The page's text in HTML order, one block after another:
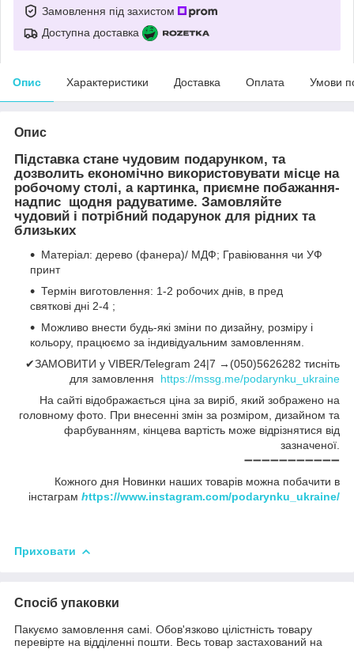
Замовлення під захистом
Доступна доставка
Опис Характеристики Доставка Оплата Умови
Опис
Підставка стане чудовим подарунком, та
дозволить економічно використовувати місце на
робочому столі, а картинка, приємне побажання-
надпис щодня радуватиме. Замовляйте
чудовий і потрібний подарунок для рідних та
близьких
Матеріал: дерево (фанера)/ МДФ; Гравіювання чи УФ
принт
Термін виготовлення: 1-2 робочих днів, в пред
святкові дні 2-4 ;
Можливо внести будь-які зміни по дизайну, розміру і
кольору, працюємо за індивідуальним замовленням.
✔ЗАМОВИТИ у VIBER/Telegram 24|7 →(050)5626282 тисніть
для замовлення https://mssg.me/podarynku_ukraine
На сайті відображається ціна за виріб, який зображено на
головному фото. При внесенні змін за розміром, дизайном та
фарбуванням, кінцева вартість може відрізнятися від
зазначеної.
➖➖➖➖➖➖➖➖➖➖➖
Кожного дня Новинки наших товарів можна побачити в
інстаграм https://www.instagram.com/podarynku_ukraine/
Приховати
Спосіб упаковки
Пакуємо замовлення самі. Обов'язково цілістність товару
перевірте на відділенні пошти. Весь товар застахований на